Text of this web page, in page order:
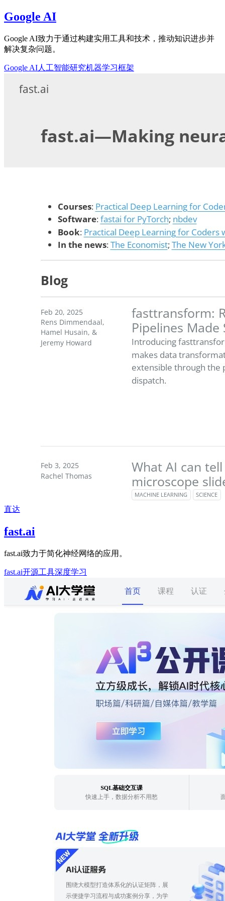
Google AI
Google AI致力于通过构建实用工具和技术，推动知识进步并
解决复杂问题。
Google AI人工智能研究机器学习框架
直达
fast.ai
fast.ai致力于简化神经网络的应用。
fast.ai开源工具深度学习